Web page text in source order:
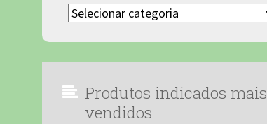
Categorias
Produtos indicados mais
vendidos